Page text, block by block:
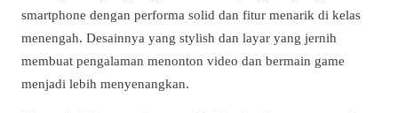
smartphone dengan performa solid dan fitur menarik di kelas
menengah. Desainnya yang stylish dan layar yang jernih
membuat pengalaman menonton video dan bermain game
menjadi lebih menyenangkan.